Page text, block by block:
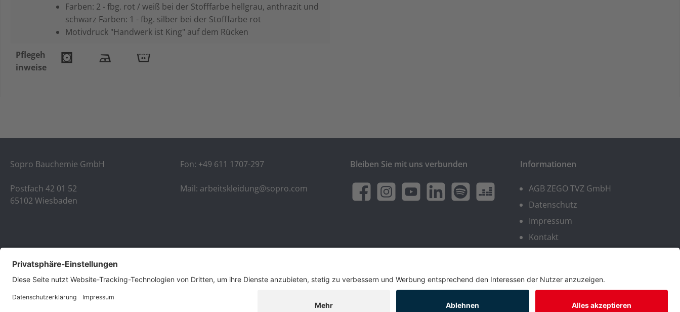
Farben: 2 - fbg. rot / weiß bei der Stofffarbe hellgrau, anthrazit und
schwarz Farben: 1 - fbg. silber bei der Stofffarbe rot
Motivdruck "Handwerk ist King" auf dem Rücken
Pflegeh
inweise
Sopro Bauchemie GmbH
Postfach 42 01 52
65102 Wiesbaden
Fon: +49 611 1707-297
Mail: arbeitskleidung@sopro.com
Bleiben Sie mit uns verbunden
FacebookInstagramYouTubeLinkedIntwt.widget.communities.spotify.name
twt.widget.communities.deezer.name
Informationen
AGB ZEGO TVZ GmbH
Datenschutz
Impressum
Kontakt
© 2026 Sopro Arbeitsbekleidung - Alle Rechte vorbehalten.